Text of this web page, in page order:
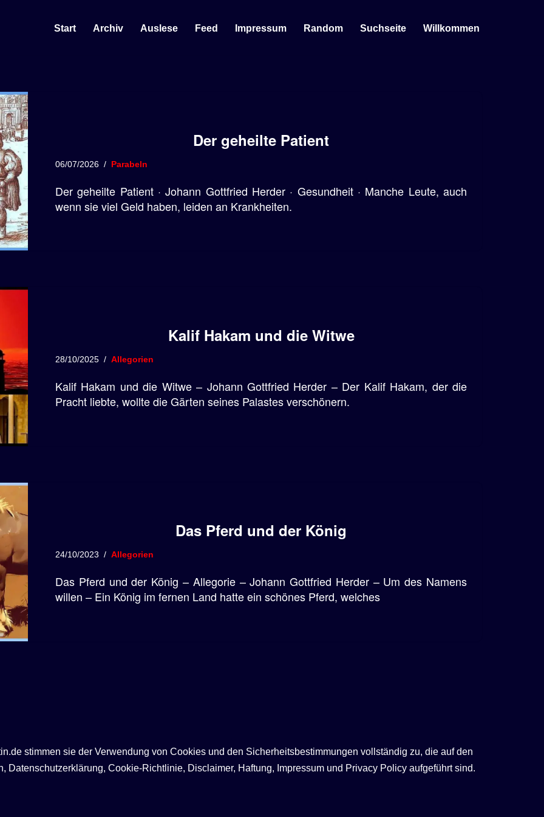
Start Archiv Auslese Feed Impressum Random Suchseite Willkommen
Der geheilte Patient
06/07/2026 Parabeln
Der geheilte Patient · Johann Gottfried Herder · Gesundheit · Manche Leute, auch
wenn sie viel Geld haben, leiden an Krankheiten.
Kalif Hakam und die Witwe
28/10/2025 Allegorien
Kalif Hakam und die Witwe – Johann Gottfried Herder – Der Kalif Hakam, der die
Pracht liebte, wollte die Gärten seines Palastes verschönern.
Das Pferd und der König
24/10/2023 Allegorien
Das Pferd und der König – Allegorie – Johann Gottfried Herder – Um des Namens
willen – Ein König im fernen Land hatte ein schönes Pferd, welches
stimmen sie der Verwendung von Cookies und den Sicherheitsbestimmungen vollständig zu, die auf den
Datenschutzerklärung, Cookie-Richtlinie, Disclaimer, Haftung, Impressum und Privacy Policy aufgeführt sind.